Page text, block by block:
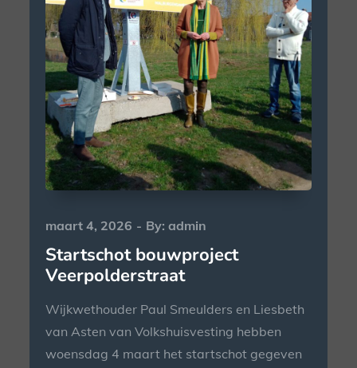
Posted
on
maart 4, 2026 By:admin
Startschot bouwproject
Veerpolderstraat
Wijkwethouder Paul Smeulders en Liesbeth
van Asten van Volkshuisvesting hebben
woensdag 4 maart het startschot gegeven